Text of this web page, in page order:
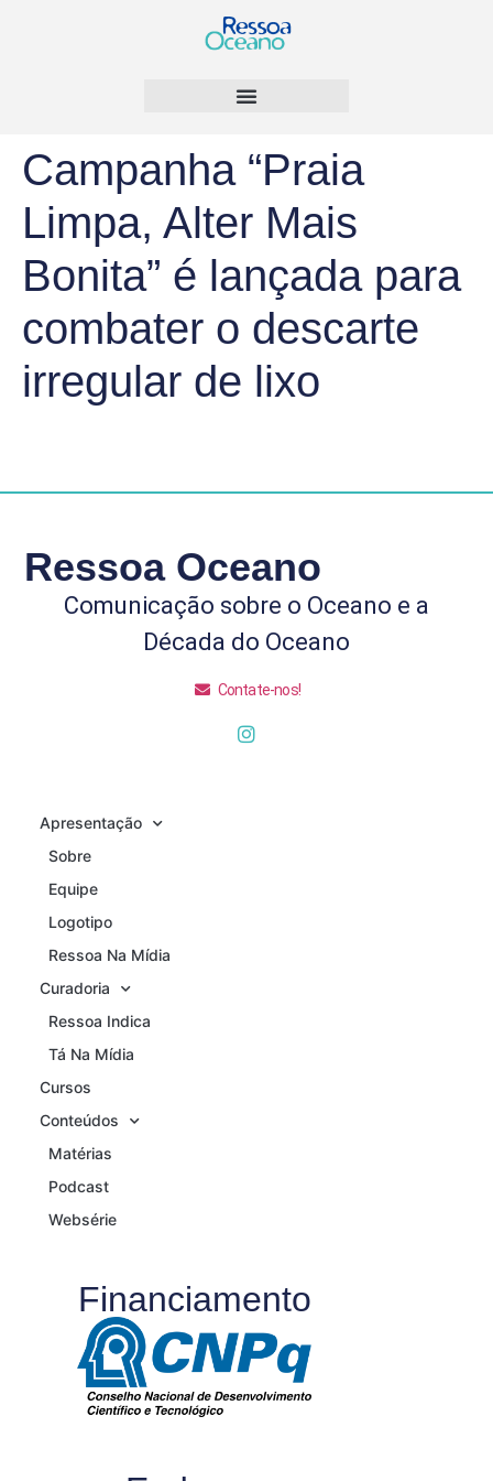
Campanha “Praia
Limpa, Alter Mais
Bonita” é lançada para
combater o descarte
irregular de lixo
Ressoa Oceano
Comunicação sobre o Oceano e a
Década do Oceano
Contate-nos!
Apresentação
Sobre
Equipe
Logotipo
Ressoa Na Mídia
Curadoria
Ressoa Indica
Tá Na Mídia
Cursos
Conteúdos
Matérias
Podcast
Websérie
Financiamento